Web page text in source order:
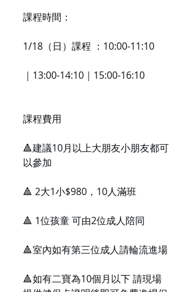
課程時間：
1/18（日）課程 ：10:00-11:10
｜13:00-14:10｜15:00-16:10
課程費用
🔺建議10月以上大朋友小朋友都可
以參加
🔺 2大1小$980，10人滿班
🔺 1位孩童 可由2位成人陪同
🔺室內如有第三位成人請輪流進場
🔺如有二寶為10個月以下 請現場